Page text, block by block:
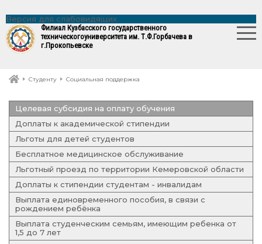
Версия для слабовидящих
Филиал Кузбасского государственного
техническогоуниверситета им. Т.Ф.Горбачева в
г.Прокопьевске
Студенту Социальная поддержка
Целевая субсидия на оплату обучения
Доплаты к академической стипендии
Льготы для детей студентов
Бесплатное медицинское обслуживание
Льготный проезд по территории Кемеровской области
Доплаты к стипендии студентам - инвалидам
Выплата единовременного пособия, в связи с
рождением ребёнка
Выплата студенческим семьям, имеющим ребенка от
1,5 до 7 лет